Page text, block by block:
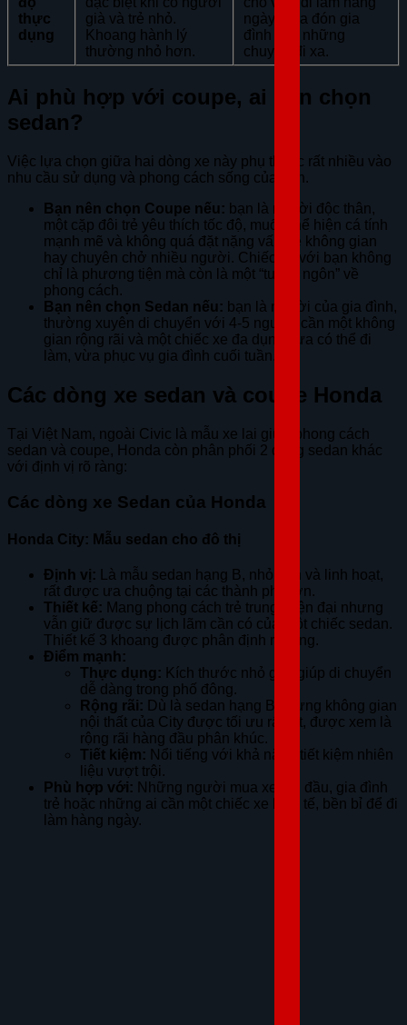
thực
dụng
già và trẻ nhỏ.
Khoang hành lý
thường nhỏ hơn.
ngày, đưa đón gia
đình hay những
chuyến đi xa.
Ai phù hợp với coupe, ai nên chọn
sedan?
Việc lựa chọn giữa hai dòng xe này phụ thuộc rất nhiều vào
nhu cầu sử dụng và phong cách sống của bạn.
Bạn nên chọn Coupe nếu: bạn là người độc thân,
một cặp đôi trẻ yêu thích tốc độ, muốn thể hiện cá tính
mạnh mẽ và không quá đặt nặng vấn đề không gian
hay chuyên chở nhiều người. Chiếc xe với bạn không
chỉ là phương tiện mà còn là một “tuyên ngôn” về
phong cách.
Bạn nên chọn Sedan nếu: bạn là người của gia đình,
thường xuyên di chuyển với 4-5 người, cần một không
gian rộng rãi và một chiếc xe đa dụng vừa có thể đi
làm, vừa phục vụ gia đình cuối tuần.
Các dòng xe sedan và coupe Honda
Tại Việt Nam, ngoài Civic là mẫu xe lai giữa phong cách
sedan và coupe, Honda còn phân phối 2 dòng sedan khác
với định vị rõ ràng:
Các dòng xe Sedan của Honda
Honda City: Mẫu sedan cho đô thị
Định vị: Là mẫu sedan hạng B, nhỏ gọn và linh hoạt,
rất được ưa chuộng tại các thành phố lớn.
Thiết kế: Mang phong cách trẻ trung, hiện đại nhưng
vẫn giữ được sự lịch lãm cần có của một chiếc sedan.
Thiết kế 3 khoang được phân định rõ ràng.
Điểm mạnh:
Thực dụng: Kích thước nhỏ gọn giúp di chuyển
dễ dàng trong phố đông.
Rộng rãi: Dù là sedan hạng B nhưng không gian
nội thất của City được tối ưu rất tốt, được xem là
rộng rãi hàng đầu phân khúc.
Tiết kiệm: Nổi tiếng với khả năng tiết kiệm nhiên
liệu vượt trội.
Phù hợp với: Những người mua xe lần đầu, gia đình
trẻ hoặc những ai cần một chiếc xe kinh tế, bền bỉ để đi
làm hàng ngày.